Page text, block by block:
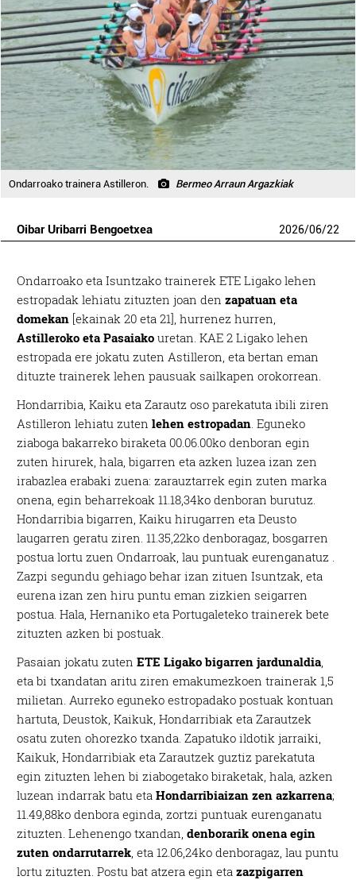
Ondarroako trainera Astilleron. Bermeo Arraun Argazkiak
Oibar Uribarri Bengoetxea 2026/06/22
Ondarroako eta Isuntzako trainerek ETE Ligako lehen
estropadak lehiatu zituzten joan den zapatuan eta
domekan [ekainak 20 eta 21], hurrenez hurren,
Astilleroko eta Pasaiako uretan. KAE 2 Ligako lehen
estropada ere jokatu zuten Astilleron, eta bertan eman
dituzte trainerek lehen pausuak sailkapen orokorrean.
Hondarribia, Kaiku eta Zarautz oso parekatuta ibili ziren
Astilleron lehiatu zuten lehen estropadan . Eguneko
ziaboga bakarreko biraketa 00.06.00ko denboran egin
zuten hirurek, hala, bigarren eta azken luzea izan zen
irabazlea erabaki zuena: zarauztarrek egin zuten marka
onena, egin beharrekoak 11.18,34ko denboran burutuz.
Hondarribia bigarren, Kaiku hirugarren eta Deusto
laugarren geratu ziren. 11.35,22ko denboragaz, bosgarren
postua lortu zuen Ondarroak, lau puntuak eurenganatuz .
Zazpi segundu gehiago behar izan zituen Isuntzak, eta
eurena izan zen hiru puntu eman zizkien seigarren
postua. Hala, Hernaniko eta Portugaleteko trainerek bete
zituzten azken bi postuak.
Pasaian jokatu zutenETE Ligako bigarren jardunaldia
eta bi txandatan aritu ziren emakumezkoen trainerak 1,5
milietan. Aurreko eguneko estropadako postuak kontuan
hartuta, Deustok, Kaikuk, Hondarribiak eta Zarautzek
osatu zuten ohorezko txanda. Zapatuko ildotik jarraiki,
Kaikuk, Hondarribiak eta Zarautzek guztiz parekatuta
egin zituzten lehen bi ziabogetako biraketak, hala, azken
luzean indarrak batu etaHondarribiaizan zen azkarrena;
11.49,88ko denbora eginda, zortzi puntuak eurenganatu
zituzten. Lehenengo txandan, denborarik onena egin
zuten ondarrutarrek , eta 12.06,24ko denboragaz, lau puntu
lortu zituzten. Postu bat atzera egin eta zazpigarren